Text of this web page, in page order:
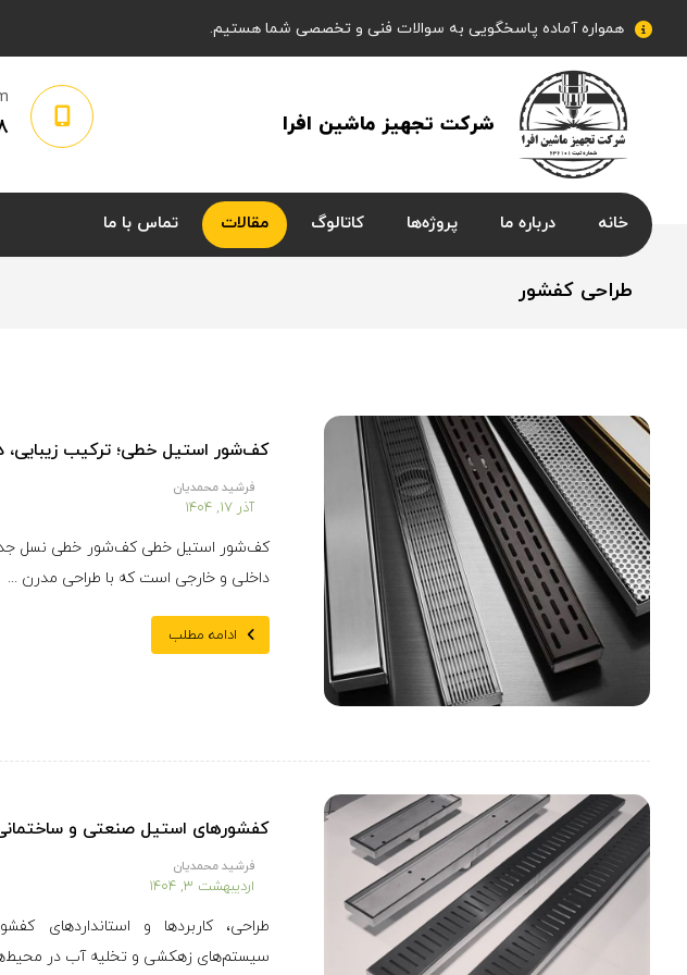
همواره آماده پاسخگویی به سوالات فنی و تخصصی شما هستیم.
شرکت تجهیز ماشین افرا
خانه درباره ما پروژه‌ها کاتالوگ مقالات تماس با ما
طراحی کفشور
کف‌شور استیل خطی؛ ترکیب زیبایی،
فرشید محمدیان
آذر ۱۷, ۱۴۰۴
کف‌شور استیل خطی کف‌شور خطی نسل
داخلی و خارجی است که با طراحی مدرن ...
ادامه مطلب
کفشورهای استیل صنعتی و
فرشید محمدیان
اردیبهشت ۳, ۱۴۰۴
طراحی، کاربردها و استانداردهای
سیستم‌های زهکشی و تخلیه آب در